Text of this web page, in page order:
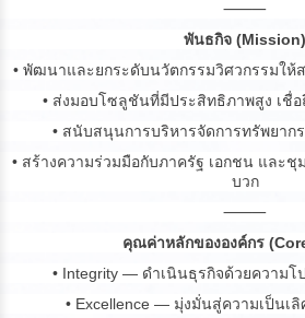
⸻
พันธกิจ (Mission)
• พัฒนาและยกระดับนวัตกรรมวิศวกรรมให้
• ส่งมอบโซลูชันที่มีประสิทธิภาพสูง เชื่
• สนับสนุนการบริหารจัดการทรัพยาก
• สร้างความร่วมมือกับภาครัฐ เอกชน และชุ
บวก
⸻
คุณค่าหลักขององค์กร
• Integrity — ดำเนินธุรกิจด้วยความโ
• Excellence — มุ่งมั่นสู่ความเป็นเ